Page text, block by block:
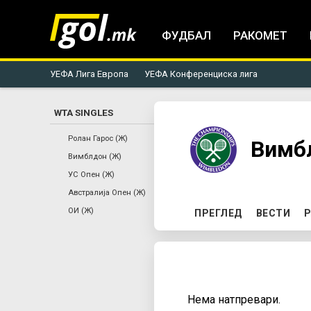
ФУДБАЛ РАКОМЕТ
УЕФА Лига Европа УЕФА Конференциска лига
You
are
here
P
r
ПРЕГЛЕД ВЕСТИ
Нема натпревари.
WTA SINGLES
Ролан Гарос (Ж)
Вимблдон (Ж)
УС Опен (Ж)
Австралија Опен (Ж)
ОИ (Ж)